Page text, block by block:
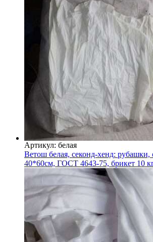
Артикул: белая
Ветош белая, секонд-хенд: рубашки,
40*60см, ГОСТ 4643-75, брикет 10